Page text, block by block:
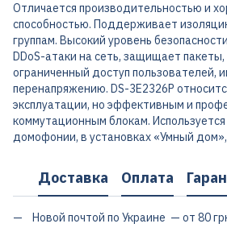
Отличается производительностью и
способностью. Поддерживает
группам. Высокий уровень
DDoS-атаки на сеть, защищает пакеты,
ограниченный доступ пользователей,
перенапряжению. DS-3E2326P
эксплуатации, но эффективным и
коммутационным блокам.
домофонии, в установках «Умный дом»,
Доставка Оплата
Новой почтой по Украине — от 80